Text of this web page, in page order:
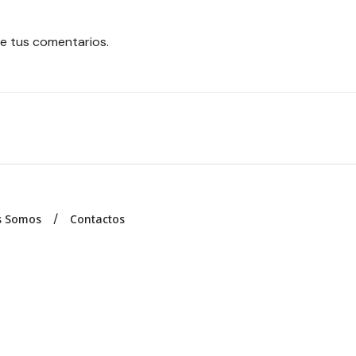
tus comentarios.
Somos Contactos